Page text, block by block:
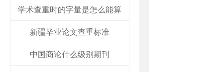
学术查重时的字量是怎么能算
新疆毕业论文查重标准
中国商论什么级别期刊